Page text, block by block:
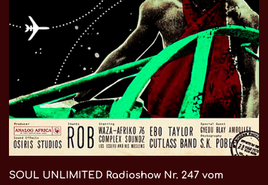
SOUL UNLIMITED Radioshow Nr. 247 vom